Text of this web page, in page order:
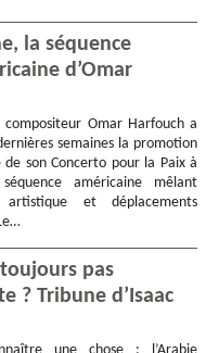
la séquence
d’Omar
compositeur Omar Harfouch a
semaines la promotion
son Concerto pour la Paix à
américaine mêlant
artistique et déplacements
pas
? Tribune d’Isaac